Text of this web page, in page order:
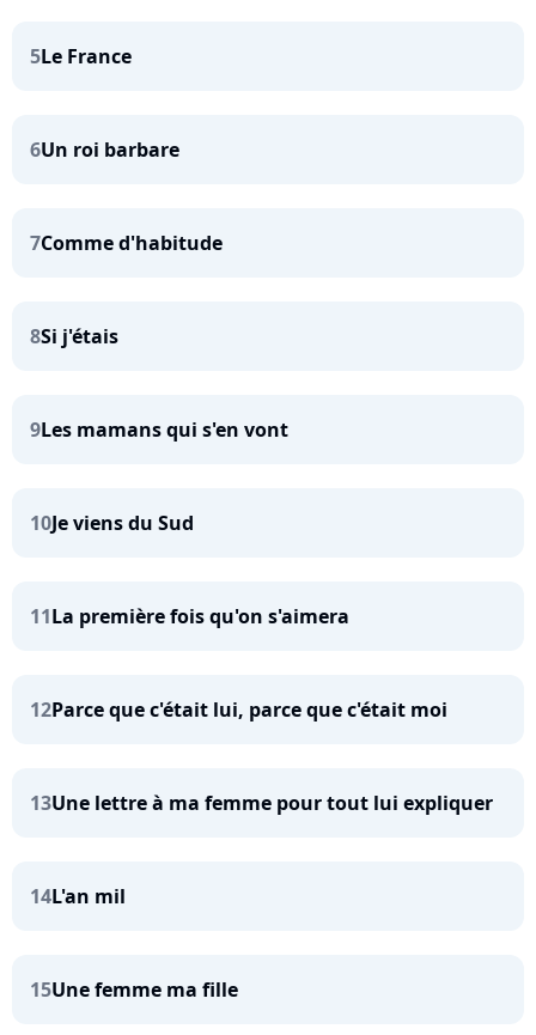
5Le France
6Un roi barbare
7Comme d'habitude
8Si j'étais
9Les mamans qui s'en vont
10Je viens du Sud
11La première fois qu'on s'aimera
12Parce que c'était lui, parce que c'était moi
13Une lettre à ma femme pour tout lui expliquer
14L'an mil
15Une femme ma fille